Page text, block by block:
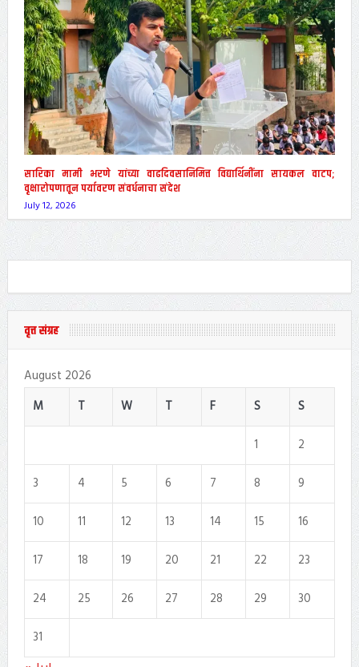
सारिका मामी भरणे यांच्या वाढदिवसानिमित्त विद्यार्थिनींना सायकल वाटप;
वृक्षारोपणातून पर्यावरण संवर्धनाचा संदेश
July 12, 2026
वृत्त संग्रह
August 2026
M
T W T F S
S
1
2
3
4 5 6 7 8
9
10
11 12 13 14 15
16
17
18 19 20 21 22
23
24
25 26 27 28 29
30
31